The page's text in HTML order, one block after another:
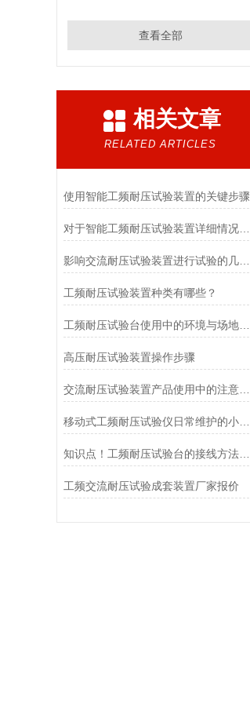
查看全部
相关文章
RELATED ARTICLES
使用智能工频耐压试验装置的关键步骤
对于智能工频耐压试验装置详细情况说明概述
影响交流耐压试验装置进行试验的几个因素
工频耐压试验装置种类有哪些？
工频耐压试验台使用中的环境与场地要求
高压耐压试验装置操作步骤
交流耐压试验装置产品使用中的注意事项
移动式工频耐压试验仪日常维护的小秘诀
知识点！工频耐压试验台的接线方法及试验步骤
工频交流耐压试验成套装置厂家报价